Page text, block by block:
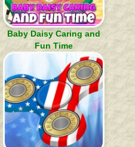
Baby Daisy Caring and
Fun Time